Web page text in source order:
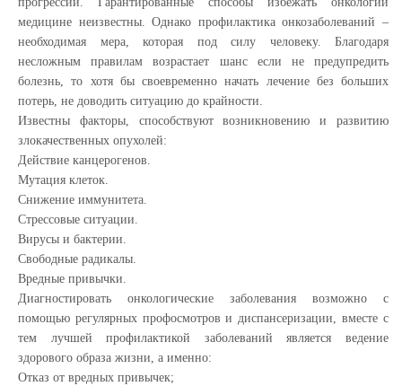
медицине неизвестны. Однако профилактика онкозаболеваний –
необходимая мера, которая под силу человеку. Благодаря
несложным правилам возрастает шанс если не предупредить
болезнь, то хотя бы своевременно начать лечение без больших
потерь, не доводить ситуацию до крайности.
Известны факторы, способствуют возникновению и развитию
злокачественных опухолей:
Действие канцерогенов.
Мутация клеток.
Снижение иммунитета.
Стрессовые ситуации.
Вирусы и бактерии.
Свободные радикалы.
Вредные привычки.
Диагностировать онкологические заболевания возможно с
помощью регулярных профосмотров и диспансеризации, вместе с
тем лучшей профилактикой заболеваний является ведение
здорового образа жизни, а именно:
Отказ от вредных привычек;